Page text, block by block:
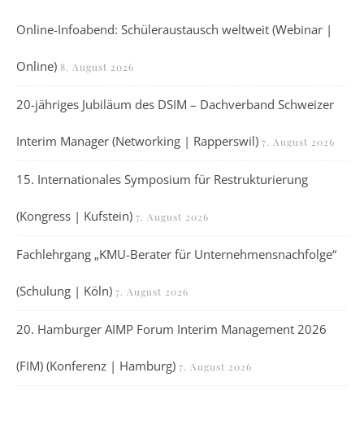
Online-Infoabend: Schüleraustausch weltweit (Webinar |
Online) 8. August 2026
20-jähriges Jubiläum des DSIM – Dachverband Schweizer
Interim Manager (Networking | Rapperswil) 7. August 2026
15. Internationales Symposium für Restrukturierung
(Kongress | Kufstein) 7. August 2026
Fachlehrgang „KMU-Berater für Unternehmensnachfolge“
(Schulung | Köln) 7. August 2026
20. Hamburger AIMP Forum Interim Management 2026
(FIM) (Konferenz | Hamburg) 7. August 2026